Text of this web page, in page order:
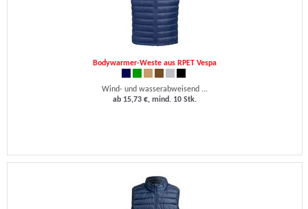
Bodywarmer-Weste aus RPET Vespa
Wind- und wasserabweisend ...
ab 15,73 €, mind. 10 Stk.